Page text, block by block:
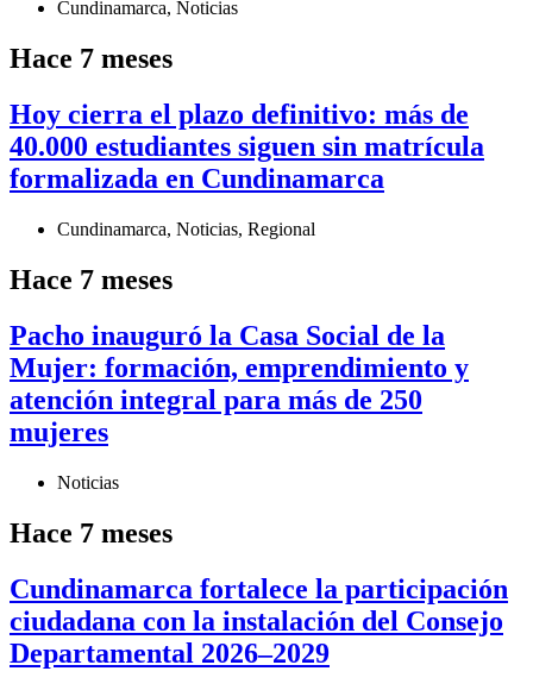
Cundinamarca, Noticias
Hace 7 meses
Hoy cierra el plazo definitivo: más de
40.000 estudiantes siguen sin matrícula
formalizada en Cundinamarca
Cundinamarca, Noticias, Regional
Hace 7 meses
Pacho inauguró la Casa Social de la
Mujer: formación, emprendimiento y
atención integral para más de 250
mujeres
Noticias
Hace 7 meses
Cundinamarca fortalece la participación
ciudadana con la instalación del Consejo
Departamental 2026–2029